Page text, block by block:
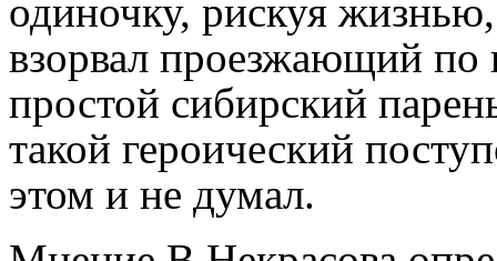
одиночку, рискуя
взорвал проезжающий
простой сибирский
такой героический
этом и не думал.